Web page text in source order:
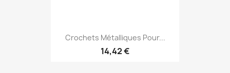
Crochets Métalliques Pour...
14,42 €